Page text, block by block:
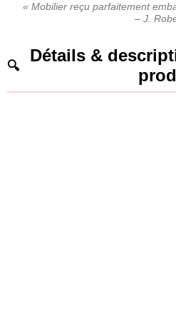
« Mobilier reçu parfaitement
– J.
Détails &